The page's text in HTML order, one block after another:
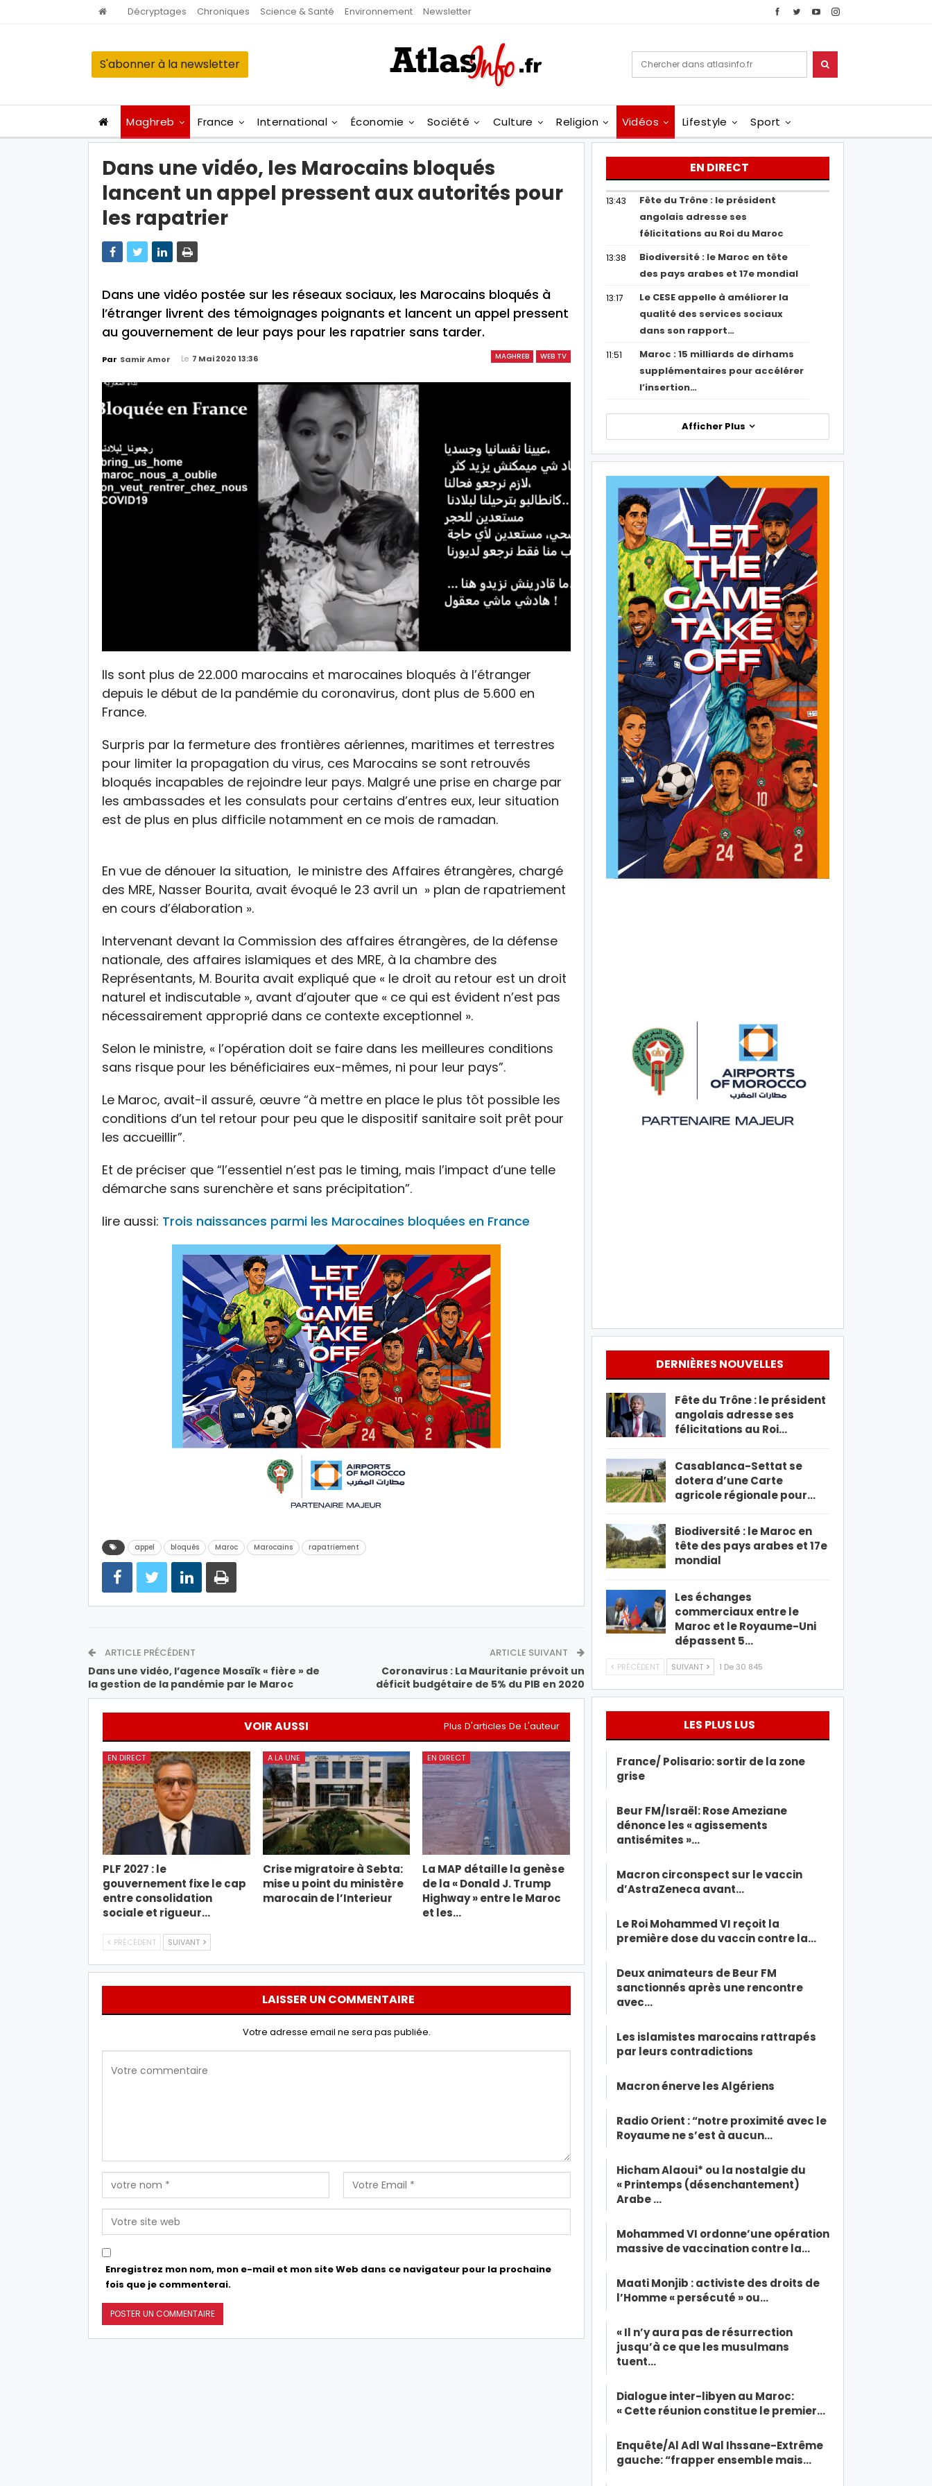
Décryptages Chroniques Science & Santé Environnement Newsletter
S'abonner à la newsletter
Maghreb France International Économie Société Culture Religion Vidéos Lifestyle Sport
Dans une vidéo, les Marocains bloqués
lancent un appel pressent aux autorités pour
les rapatrier
Dans une vidéo postée sur les réseaux sociaux, les Marocains bloqués à
l’étranger livrent des témoignages poignants et lancent un appel pressent
au gouvernement de leur pays pour les rapatrier sans tarder.
MAGHREB WEB TV
Par Samir Amor Le 7 Mai 2020 13:36
Ils sont plus de 22.000 marocains et marocaines bloqués à l’étranger
depuis le début de la pandémie du coronavirus, dont plus de 5.600 en
France.
Surpris par la fermeture des frontières aériennes, maritimes et terrestres
pour limiter la propagation du virus, ces Marocains se sont retrouvés
bloqués incapables de rejoindre leur pays. Malgré une prise en charge par
les ambassades et les consulats pour certains d’entres eux, leur situation
est de plus en plus difficile notamment en ce mois de ramadan.
En vue de dénouer la situation, le ministre des Affaires étrangères, chargé
des MRE, Nasser Bourita, avait évoqué le 23 avril un » plan de rapatriement
en cours d’élaboration ».
Intervenant devant la Commission des affaires étrangères, de la défense
nationale, des affaires islamiques et des MRE, à la chambre des
Représentants, M. Bourita avait expliqué que « le droit au retour est un droit
naturel et indiscutable », avant d’ajouter que « ce qui est évident n’est pas
nécessairement approprié dans ce contexte exceptionnel ».
Selon le ministre, « l’opération doit se faire dans les meilleures conditions
sans risque pour les bénéficiaires eux-mêmes, ni pour leur pays”.
Le Maroc, avait-il assuré, œuvre “à mettre en place le plus tôt possible les
conditions d’un tel retour pour peu que le dispositif sanitaire soit prêt pour
les accueillir”.
Et de préciser que “l’essentiel n’est pas le timing, mais l’impact d’une telle
démarche sans surenchère et sans précipitation”.
lire aussi: Trois naissances parmi les Marocaines bloquées en France
appel bloqués Maroc Marocains rapatriement
ARTICLE PRÉCÉDENT
Dans une vidéo, l’agence Mosaïk « fière » de
la gestion de la pandémie par le Maroc
ARTICLE SUIVANT
Coronavirus : La Mauritanie prévoit un
déficit budgétaire de 5% du PIB en 2020
VOIR AUSSI Plus D'articles De L'auteur
EN DIRECT
PLF 2027 : le
gouvernement fixe le cap
entre consolidation
sociale et rigueur…
A LA UNE
Crise migratoire à Sebta:
mise u point du ministère
marocain de l’Interieur
EN DIRECT
La MAP détaille la genèse
de la « Donald J. Trump
Highway » entre le Maroc
et les…
PRÉCÉDENT SUIVANT
LAISSER UN COMMENTAIRE
Votre adresse email ne sera pas publiée.
Enregistrez mon nom, mon e-mail et mon site Web dans ce navigateur pour la prochaine
fois que je commenterai.
EN DIRECT
13:43
Fête du Trône : le président
angolais adresse ses
félicitations au Roi du Maroc
13:38
Biodiversité : le Maroc en tête
des pays arabes et 17e mondial
13:17
Le CESE appelle à améliorer la
qualité des services sociaux
dans son rapport…
11:51
Maroc : 15 milliards de dirhams
supplémentaires pour accélérer
l’insertion…
Afficher Plus
DERNIÈRES NOUVELLES
Fête du Trône : le président
angolais adresse ses
félicitations au Roi…
Casablanca-Settat se
dotera d’une Carte
agricole régionale pour…
Biodiversité : le Maroc en
tête des pays arabes et 17e
mondial
Les échanges
commerciaux entre le
Maroc et le Royaume-Uni
dépassent 5…
PRÉCÉDENT SUIVANT 1 De 30 845
LES PLUS LUS
France/ Polisario: sortir de la zone
grise
Beur FM/Israël: Rose Ameziane
dénonce les « agissements
antisémites »…
Macron circonspect sur le vaccin
d’AstraZeneca avant…
Le Roi Mohammed VI reçoit la
première dose du vaccin contre la…
Deux animateurs de Beur FM
sanctionnés après une rencontre
avec…
Les islamistes marocains rattrapés
par leurs contradictions
Macron énerve les Algériens
Radio Orient : “notre proximité avec le
Royaume ne s’est à aucun…
Hicham Alaoui* ou la nostalgie du
« Printemps (désenchantement)
Arabe …
Mohammed VI ordonne’une opération
massive de vaccination contre la…
Maati Monjib : activiste des droits de
l’Homme « persécuté » ou…
« Il n’y aura pas de résurrection
jusqu’à ce que les musulmans
tuent…
Dialogue inter-libyen au Maroc:
« Cette réunion constitue le premier…
Enquête/Al Adl Wal Ihssane-Extrême
gauche: “frapper ensemble mais…